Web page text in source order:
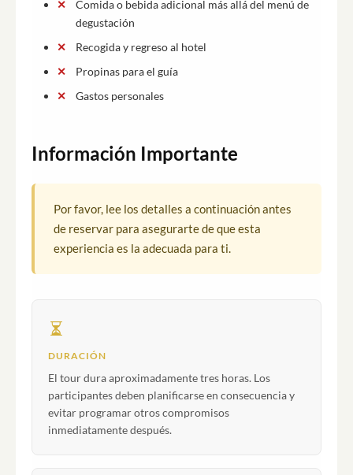
Comida o bebida adicional más allá del menú de
degustación
Recogida y regreso al hotel
Propinas para el guía
Gastos personales
Información Importante
Por favor, lee los detalles a continuación antes
de reservar para asegurarte de que esta
experiencia es la adecuada para ti.
DURACIÓN
El tour dura aproximadamente tres horas. Los
participantes deben planificarse en consecuencia y
evitar programar otros compromisos
inmediatamente después.